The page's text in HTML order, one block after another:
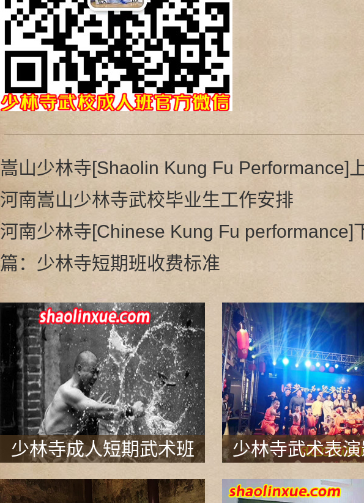
嵩山少林寺[Shaolin Kung Fu Performance]上
河南嵩山少林寺武校毕业生工作安排
河南少林寺[Chinese Kung Fu performance]
篇： 少林寺短期班收费标准
少林寺成人短期武术班 少林寺武术表